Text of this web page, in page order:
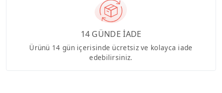
14 GÜNDE İADE
Ürünü 14 gün içerisinde ücretsiz ve kolayca iade
edebilirsiniz.